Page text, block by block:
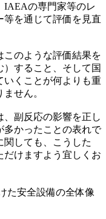
IAEAの専門家等のレ
等を通じて評価を見直
このような評価結果を
すること、そして国
いくことが何よりも重
せん。
、副反応の影響を正し
多かったことの表れで
関しても、こうした
だけますよう宜しくお
た安全設備の全体像